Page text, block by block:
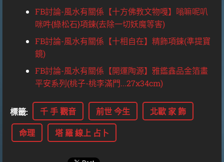
FB討論-風水有關係【十方佛教文物嘎】嗡嘛呢叭
咪吽{綠松石}項鍊(去除一切妖魔等害)
FB討論-風水有關係【十相自在】精飾項鍊(準提寶
鏡)
FB討論-風水有關係【開運陶源】雅鑑鑫品金箔畫
平安系列(桃子-桃李滿門...27x34cm)
標籤: 千 手 觀音 前世 今生 北歐 家 飾
命理 塔 羅 線上 占卜